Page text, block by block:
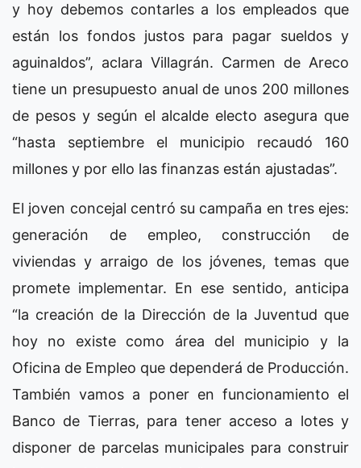
y hoy debemos contarles a los empleados que
están los fondos justos para pagar sueldos y
aguinaldos”, aclara Villagrán. Carmen de Areco
tiene un presupuesto anual de unos 200 millones
de pesos y según el alcalde electo asegura que
“hasta septiembre el municipio recaudó 160
millones y por ello las finanzas están ajustadas”.
El joven concejal centró su campaña en tres ejes:
generación de empleo, construcción de
viviendas y arraigo de los jóvenes, temas que
promete implementar. En ese sentido, anticipa
“la creación de la Dirección de la Juventud que
hoy no existe como área del municipio y la
Oficina de Empleo que dependerá de Producción.
También vamos a poner en funcionamiento el
Banco de Tierras, para tener acceso a lotes y
disponer de parcelas municipales para construir